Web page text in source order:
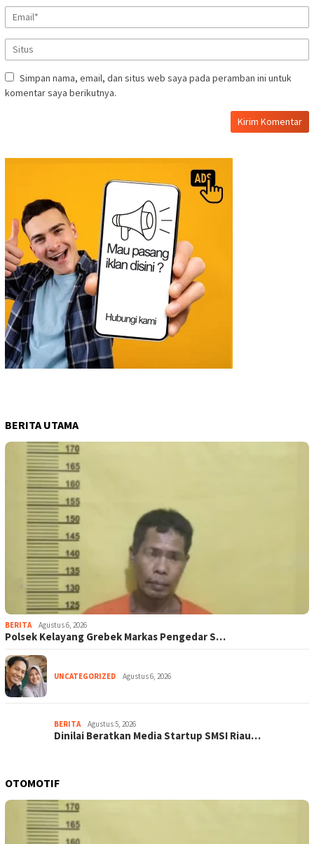
Simpan nama, email, dan situs web saya pada peramban ini untuk
komentar saya berikutnya.
BERITA UTAMA
BERITA Agustus 6, 2026
Polsek Kelayang Grebek Markas Pengedar S…
UNCATEGORIZED Agustus 6, 2026
BERITA Agustus 5, 2026
Dinilai Beratkan Media Startup SMSI Riau…
OTOMOTIF